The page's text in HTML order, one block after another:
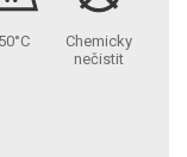
Chemicky
nečistit